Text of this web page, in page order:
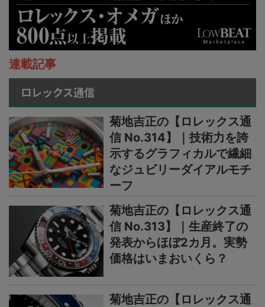
連載記事
ロレックス通信
菊地吉正の【ロレックス通
信 No.314】｜技術力を誇
示するグラフィカルで繊細
なジュビリーダイアルモチ
ーフ
菊地吉正の【ロレックス通
信 No.313】｜生産終了の
発表からほぼ2カ月。実勢
価格はいまおいくら？
菊地吉正の【ロレックス通